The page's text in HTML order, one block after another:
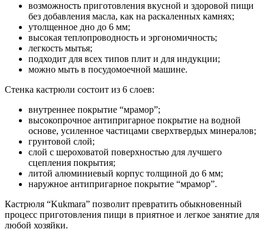
возможность приготовления вкусной и здоровой пищи
без добавления масла, как на раскаленных камнях;
утолщенное дно до 6 мм;
высокая теплопроводность и эргономичность;
легкость мытья;
подходит для всех типов плит и для индукции;
можно мыть в посудомоечной машине.
Стенка кастрюли состоит из 6 слоев:
внутреннее покрытие “мрамор”;
высокопрочное антипригарное покрытие на водной
основе, усиленное частицами сверхтвердых минералов;
грунтовой слой;
слой с шероховатой поверхностью для лучшего
сцепления покрытия;
литой алюминиевый корпус толщиной до 6 мм;
наружное антипригарное покрытие “мрамор”.
Кастрюля “Kukmara” позволит превратить обыкновенный
процесс приготовления пищи в приятное и легкое занятие для
любой хозяйки.